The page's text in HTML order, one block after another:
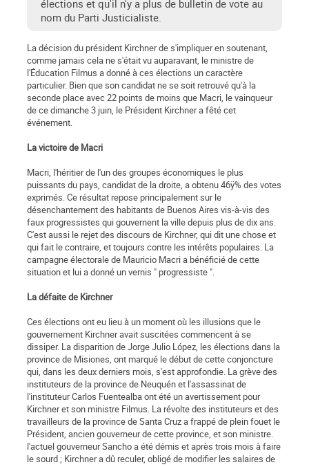
élections et qu'il n'y a plus de bulletin de vote au
nom du Parti Justicialiste.
La décision du président Kirchner de s'impliquer en soutenant,
comme jamais cela ne s'était vu auparavant, le ministre de
l'Éducation Filmus a donné à ces élections un caractère
particulier. Bien que son candidat ne se soit retrouvé qu'à la
seconde place avec 22 points de moins que Macri, le vainqueur
de ce dimanche 3 juin, le Président Kirchner a fêté cet
événement.
La victoire de Macri
Macri, l'héritier de l'un des groupes économiques le plus
puissants du pays, candidat de la droite, a obtenu 46ÿ% des votes
exprimés. Ce résultat repose principalement sur le
désenchantement des habitants de Buenos Aires vis-à-vis des
faux progressistes qui gouvernent la ville depuis plus de dix ans.
C'est aussi le rejet des discours de Kirchner, qui dit une chose et
qui fait le contraire, et toujours contre les intérêts populaires. La
campagne électorale de Mauricio Macri a bénéficié de cette
situation et lui a donné un vernis " progressiste ".
La défaite de Kirchner
Ces élections ont eu lieu à un moment où les illusions que le
gouvernement Kirchner avait suscitées commencent à se
dissiper. La disparition de Jorge Julio López, les élections dans la
province de Misiones, ont marqué le début de cette conjoncture
qui, dans les deux derniers mois, s'est approfondie. La grève des
instituteurs de la province de Neuquén et l'assassinat de
l'instituteur Carlos Fuentealba ont été un avertissement pour
Kirchner et son ministre Filmus. La révolte des instituteurs et des
travailleurs de la province de Santa Cruz a frappé de plein fouet le
Président, ancien gouverneur de cette province, et son ministre.
l'actuel gouverneur Sancho a été démis et après trois mois à faire
le sourd ; Kirchner a dû reculer, obligé de modifier les salaires de